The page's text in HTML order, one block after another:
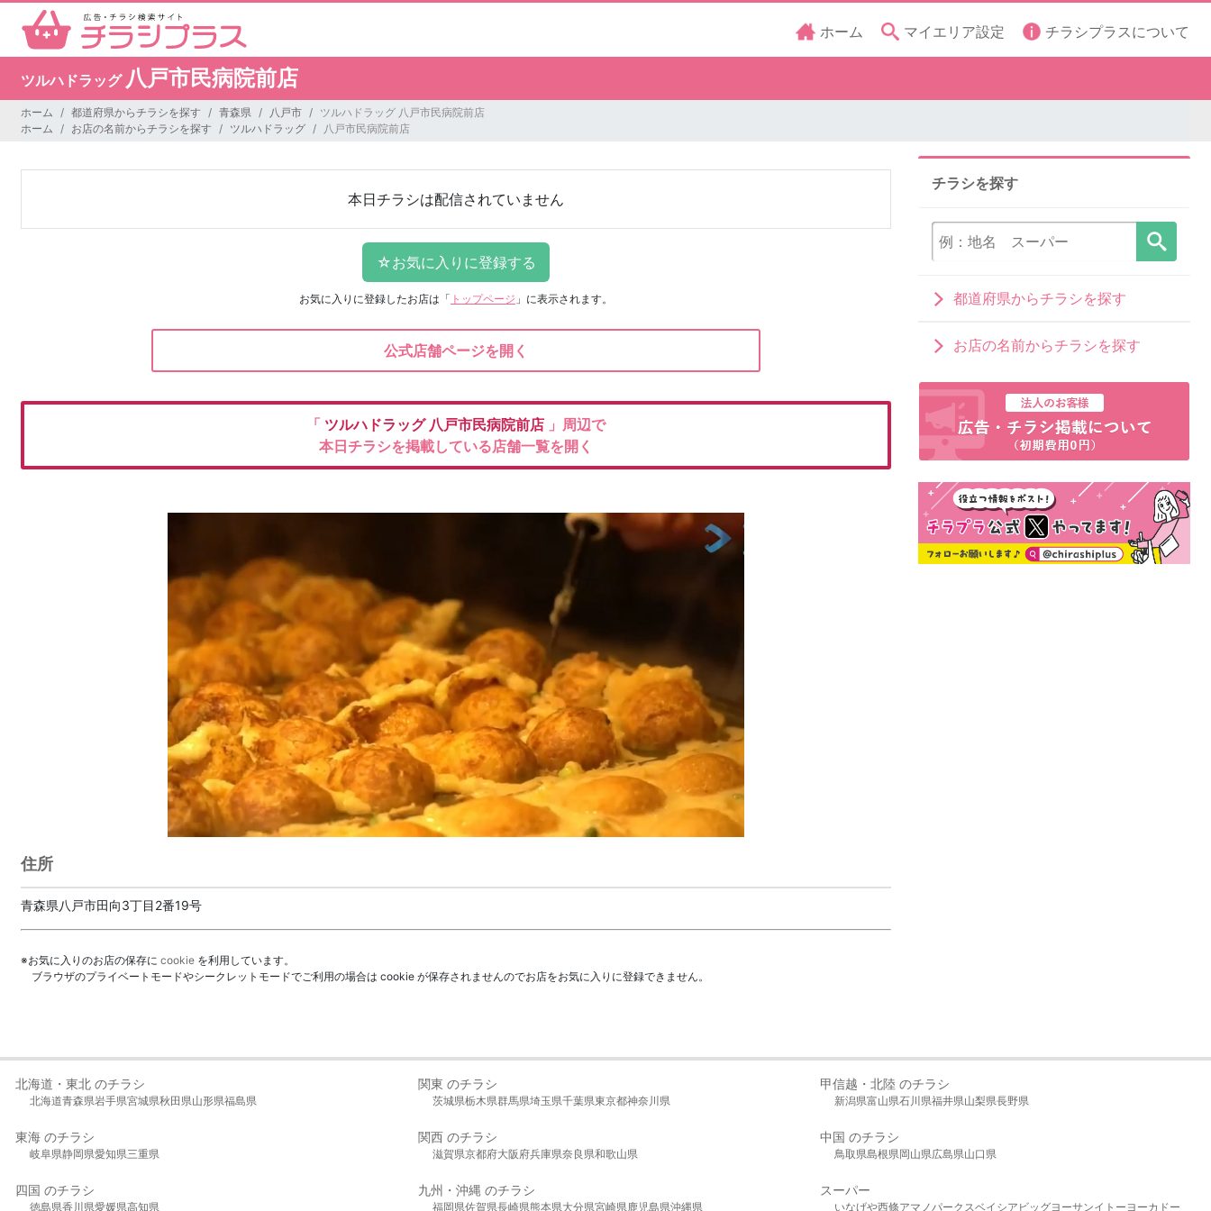
ホーム マイエリア設定 チラシプラスについて
ツルハドラッグ 八戸市民病院前店
ホーム 都道府県からチラシを探す 青森県 八戸市
ツルハドラッグ 八戸市民病院前店
ホーム
お店の名前からチラシを探す ツルハドラッグ 八戸市民病院前店
本日チラシは配信されていません
お気に入りに登録したお店は 「 トップページ 」に表示されます。
公式店舗ページを開く
「 ツルハドラッグ 八戸市民病院前店 」周辺で
本日チラシを掲載している店舗一覧を開く
住所
青森県八戸市田向3丁目2番19号
※お気に入りのお店の保存に cookie を利用しています。
ブラウザのプライベートモードやシークレットモードでご利用の場合は cookie が保存されませんのでお店をお気に入りに登録できません。
チラシを探す
都道府県からチラシを探す
お店の名前からチラシを探す
北海道・東北 のチラシ
北海道青森県岩手県宮城県秋田県山形県福島県
関東 のチラシ
茨城県栃木県群馬県埼玉県千葉県東京都神奈川県
甲信越・北陸 のチラシ
新潟県富山県石川県福井県山梨県長野県
東海 のチラシ
岐阜県静岡県愛知県三重県
関西 のチラシ
滋賀県京都府大阪府兵庫県奈良県和歌山県
中国 のチラシ
鳥取県島根県岡山県広島県山口県
四国 のチラシ
徳島県香川県愛媛県高知県
九州・沖縄 のチラシ
福岡県佐賀県長崎県熊本県大分県宮崎県鹿児島県沖縄県
スーパー
いなげや西條アマノパークスベイシア ビッグヨーサンイトーヨーカドー